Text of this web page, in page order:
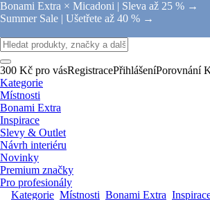
Bonami Extra × Micadoni | Sleva až 25 % →
Summer Sale | Ušetřete až 40 % →
300 Kč pro vásRegistracePřihlášeníPorovnání
Kategorie
Místnosti
Bonami Extra
Inspirace
Slevy & Outlet
Návrh interiéru
Novinky
Premium značky
Pro profesionály
Kategorie Místnosti Bonami Extra